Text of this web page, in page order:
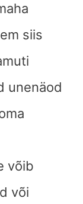
siis
unenäod
võib
või